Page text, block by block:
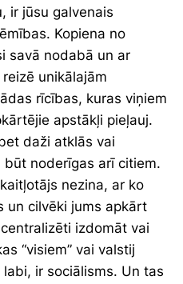
ir jūsu galvenais
Kopiena no
savā nodabā un ar
unikālajām
rīcības, kuras viņiem
apstākļi pieļauj.
daži atklās vai
noderīgas arī citiem.
nezina, ar ko
un cilvēki jums apkārt
izdomāt vai
“visiem” vai valstij
ir sociālisms. Un tas